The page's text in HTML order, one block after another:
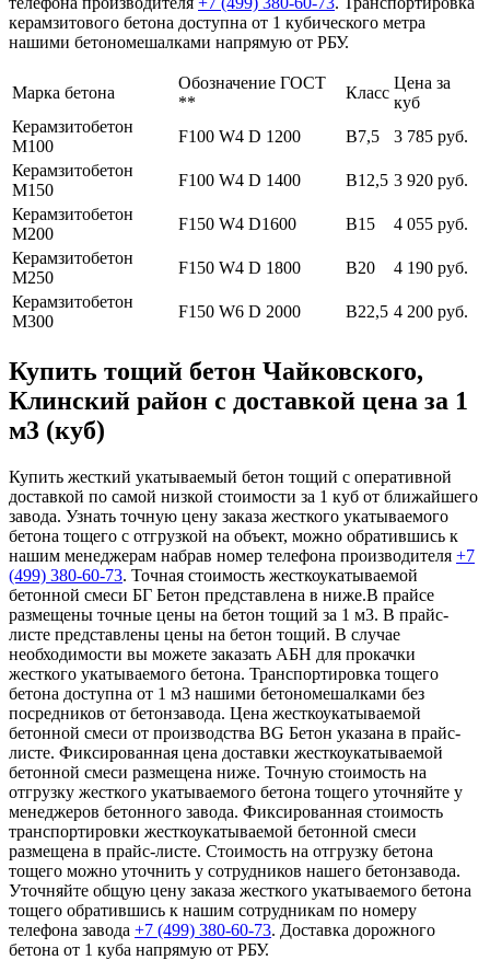
керамзитового бетона доступна от 1 кубического метра
нашими бетономешалками напрямую от РБУ.
Марка бетона
Обозначение ГОСТ
**
Класс
Цена за
куб
Керамзитобетон
М100
F100 W4 D 1200 В7,5
3 785 руб.
Керамзитобетон
М150
F100 W4 D 1400 В12,5 3 920 руб.
Керамзитобетон
М200
F150 W4 D1600 В15
4 055 руб.
Керамзитобетон
М250
F150 W4 D 1800 В20
4 190 руб.
Керамзитобетон
М300
F150 W6 D 2000 В22,5 4 200 руб.
Купить тощий бетон Чайковского,
Клинский район с доставкой цена за 1
м3 (куб)
Купить жесткий укатываемый бетон тощий с оперативной
доставкой по самой низкой стоимости за 1 куб от ближайшего
завода. Узнать точную цену заказа жесткого укатываемого
бетона тощего с отгрузкой на объект, можно обратившись к
нашим менеджерам набрав номер телефона производителя +7
(499) 380-60-73. Точная стоимость жесткоукатываемой
бетонной смеси БГ Бетон представлена в ниже.В прайсе
размещены точные цены на бетон тощий за 1 м3. В прайс-
листе представлены цены на бетон тощий. В случае
необходимости вы можете заказать АБН для прокачки
жесткого укатываемого бетона. Транспортировка тощего
бетона доступна от 1 м3 нашими бетономешалками без
посредников от бетонзавода. Цена жесткоукатываемой
бетонной смеси от производства BG Бетон указана в прайс-
листе. Фиксированная цена доставки жесткоукатываемой
бетонной смеси размещена ниже. Точную стоимость на
отгрузку жесткого укатываемого бетона тощего уточняйте у
менеджеров бетонного завода. Фиксированная стоимость
транспортировки жесткоукатываемой бетонной смеси
размещена в прайс-листе. Стоимость на отгрузку бетона
тощего можно уточнить у сотрудников нашего бетонзавода.
Уточняйте общую цену заказа жесткого укатываемого бетона
тощего обратившись к нашим сотрудникам по номеру
телефона завода +7 (499) 380-60-73. Доставка дорожного
бетона от 1 куба напрямую от РБУ.